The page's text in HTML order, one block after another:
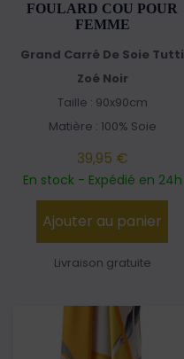
FOULARD COU POUR
FEMME
Grand Carré De Soie Tutti
Zoé Noir
Taille : 90x90cm
Matière : 100% Soie
39,95 €
En stock - Expédié en 24h
Ajouter au panier
Livraison gratuite